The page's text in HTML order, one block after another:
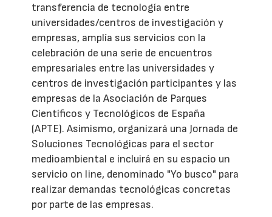
transferencia de tecnología entre
universidades/centros de investigación y
empresas, amplía sus servicios con la
celebración de una serie de encuentros
empresariales entre las universidades y
centros de investigación participantes y las
empresas de la Asociación de Parques
Científicos y Tecnológicos de España
(APTE). Asimismo, organizará una Jornada de
Soluciones Tecnológicas para el sector
medioambiental e incluirá en su espacio un
servicio on line, denominado "Yo busco" para
realizar demandas tecnológicas concretas
por parte de las empresas.